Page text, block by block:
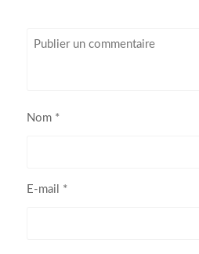
Nom *
E-mail *